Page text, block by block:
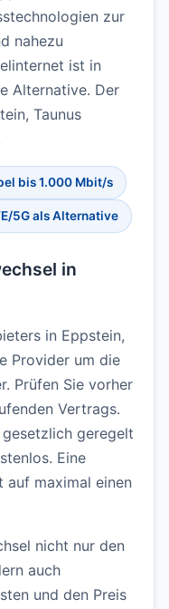
zur
nahezu
ist in
Alternative. Der
Taunus
bis 1.000 Mbit/s
5G als Alternative
in
in Eppstein,
Provider um die
Prüfen Sie vorher
Vertrags.
geregelt
Eine
auf maximal einen
nicht nur den
auch
und den Preis